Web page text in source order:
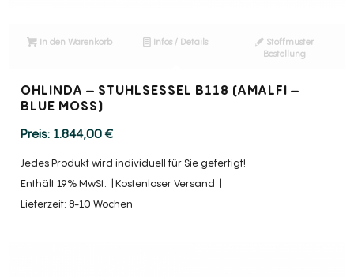
In den Warenkorb Infos / Details
Stoffmuster
Bestellung
OHLINDA – STUHLSESSEL B118 (AMALFI –
BLUE MOSS)
1.844,00€
Jedes Produkt wird individuell für Sie gefertigt!
Enthält 19% MwSt.
Kostenloser Versand
Lieferzeit: 8-10 Wochen